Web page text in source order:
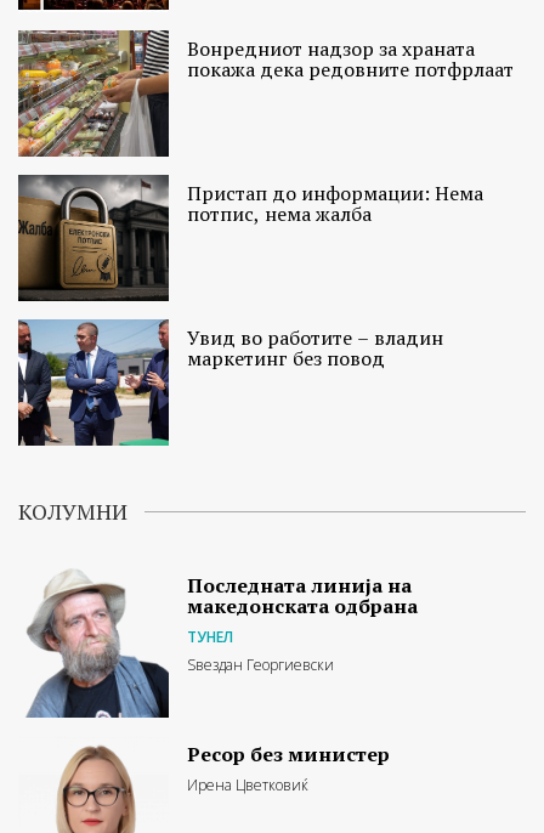
Вонредниот надзор за храната
покажа дека редовните потфрлаат
Пристап до информации: Нема
потпис, нема жалба
Увид во работите – владин
маркетинг без повод
КОЛУМНИ
Последната линија на
македонската одбрана
ТУНЕЛ
Ѕвездан Георгиевски
Ресор без министер
Ирена Цветковиќ